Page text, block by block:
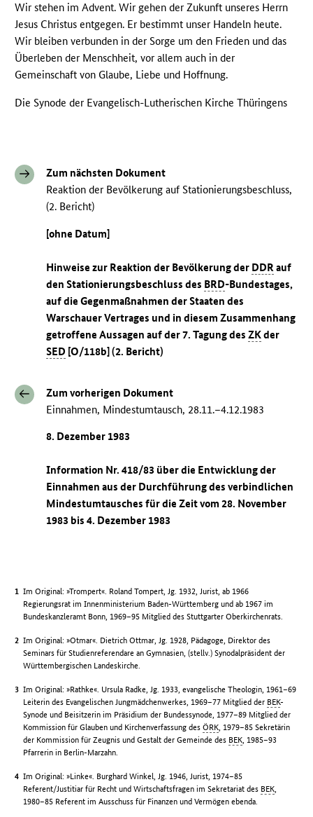
Wir stehen im Advent. Wir gehen der Zukunft unseres Herrn
Jesus Christus entgegen. Er bestimmt unser Handeln heute.
Wir bleiben verbunden in der Sorge um den Frieden und das
Überleben der Menschheit, vor allem auch in der
Gemeinschaft von Glaube, Liebe und Hoffnung.
Die Synode der Evangelisch-Lutherischen Kirche Thüringens
Zum nächsten Dokument
Reaktion der Bevölkerung auf Stationierungsbeschluss,
(2. Bericht)
[ohne Datum]
Hinweise zur Reaktion der Bevölkerung der DDRauf
den Stationierungsbeschluss des BRD-Bundestages,
auf die Gegenmaßnahmen der Staaten des
Warschauer Vertrages und in diesem Zusammenhang
getroffene Aussagen auf der 7. Tagung desZKder
SED [O/118b] (2. Bericht)
Zum vorherigen Dokument
Einnahmen, Mindestumtausch, 28.11.–4.12.1983
8. Dezember 1983
Information Nr. 418/83 über die Entwicklung der
Einnahmen aus der Durchführung des verbindlichen
Mindestumtausches für die Zeit vom 28. November
1983 bis 4. Dezember 1983
Im Original: »Trompert«. Roland Tompert, Jg. 1932, Jurist, ab 1966
Regierungsrat im Innenministerium Baden-Württemberg und ab 1967 im
Bundeskanzleramt Bonn, 1969–95 Mitglied des Stuttgarter Oberkirchenrats.
Im Original: »Otmar«. Dietrich Ottmar, Jg. 1928, Pädagoge, Direktor des
Seminars für Studienreferendare an Gymnasien, (stellv.) Synodalpräsident der
Württembergischen Landeskirche.
Im Original: »Rathke«. Ursula Radke, Jg. 1933, evangelische Theologin, 1961–69
Leiterin des Evangelischen Jungmädchenwerkes, 1969–77 Mitglied der BEK-
Synode und Beisitzerin im Präsidium der Bundessynode, 1977–89 Mitglied der
Kommission für Glauben und Kirchenverfassung desÖRK, 1979–85 Sekretärin
der Kommission für Zeugnis und Gestalt der Gemeinde des BEK, 1985–93
Pfarrerin in Berlin-Marzahn.
Im Original: »Linke«. Burghard Winkel, Jg. 1946, Jurist, 1974–85
Referent/Justitiar für Recht und Wirtschaftsfragen im Sekretariat des BEK,
1980–85 Referent im Ausschuss für Finanzen und Vermögen ebenda.